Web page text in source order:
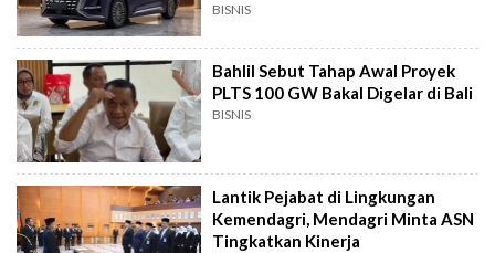
BISNIS
Bahlil Sebut Tahap Awal Proyek
PLTS 100 GW Bakal Digelar di Bali
BISNIS
Lantik Pejabat di Lingkungan
Kemendagri, Mendagri Minta ASN
Tingkatkan Kinerja